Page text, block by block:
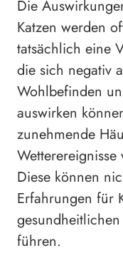
Die
Katzen werden
tatsächlich eine
die sich negativ
Wohlbefinden
auswirken
zunehmende
Diese können
Erfahrungen für
führen.